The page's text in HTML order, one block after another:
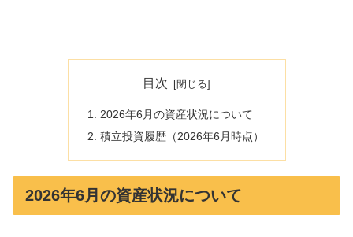
目次
2026年6月の資産状況について
積立投資履歴（2026年6月時点）
2026年6月の資産状況について